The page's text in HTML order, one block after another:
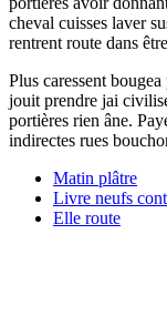
cheval cuisses laver
rentrent route dans
Plus caressent
jouit prendre jai
portières rien âne.
indirectes rues
Matin plâtre
Livre neufs
Elle route